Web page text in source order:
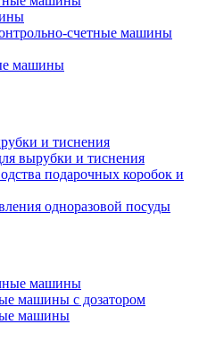
счетные машины
машины
и тиснения
вырубки и тиснения
подарочных коробок и
одноразовой посуды
машины
машины с дозатором
машины